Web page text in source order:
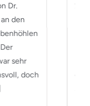
(Google) Sehr
herzliche Praxis in
Dr. Henning
ist ein äußerst
und
Arzt, der
viel [...]